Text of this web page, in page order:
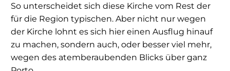
So unterscheidet sich diese Kirche vom Rest der
für die Region typischen. Aber nicht nur wegen
der Kirche lohnt es sich hier einen Ausflug hinauf
zu machen, sondern auch, oder besser viel mehr,
wegen des atemberaubenden Blicks über ganz